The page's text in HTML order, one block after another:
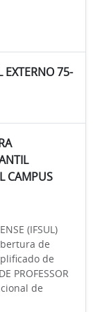
EXTERNO 75-
CAMPUS
(IFSUL)
de
de
PROFESSOR
de